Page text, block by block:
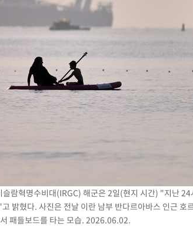
신의 기회로 삼겠다"
망과 걱정 안겨드려 죄송"
비
닥 1.3%↑
람혁명수비대(IRGC) 해군은 2일(현지 시간) "지난 24
밝혔다. 사진은 전날 이란 남부 반다르아바스 인근 호
패들보드를 타는 모습. 2026.06.02.